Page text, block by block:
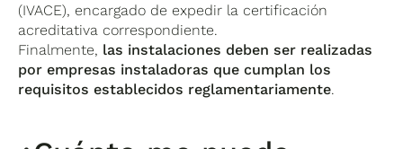
(IVACE), encargado de expedir la certificación
acreditativa correspondiente.
Finalmente, las instalaciones deben ser realizadas
por empresas instaladoras que cumplan los
requisitos establecidos reglamentariamente.